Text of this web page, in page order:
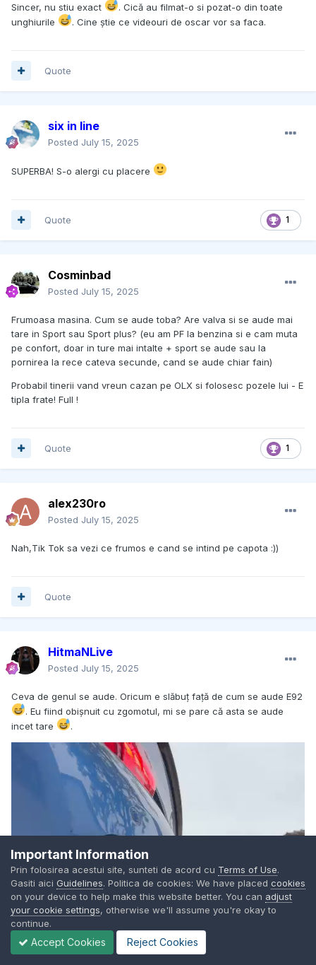
Sincer, nu stiu exact
. Cică au filmat-o si pozat-o din toate
unghiurile
. Cine știe ce videouri de oscar vor sa faca.
Quote
six in line
Posted July 15, 2025
SUPERBA! S-o alergi cu placere
1
Quote
Cosminbad
Posted July 15, 2025
Frumoasa masina. Cum se aude toba? Are valva si se aude mai
tare in Sport sau Sport plus? (eu am PF la benzina si e cam muta
pe confort, doar in ture mai intalte + sport se aude sau la
pornirea la rece cateva secunde, cand se aude chiar fain)
Probabil tinerii vand vreun cazan pe OLX si folosesc pozele lui - E
tipla frate! Full !
1
Quote
alex230ro
Posted July 15, 2025
Nah,Tik Tok sa vezi ce frumos e cand se intind pe capota :))
Quote
HitmaNLive
Posted July 15, 2025
Ceva de genul se aude. Oricum e slăbuț față de cum se aude E92
. Eu fiind obișnuit cu zgomotul, mi se pare că asta se aude
incet tare
.
Important Information
Prin folosirea acestui site, sunteti de acord cu Terms of Use.
Gasiti aici Guidelines. Politica de cookies: We have placed cookies
on your device to help make this website better. You can adjust
your cookie settings, otherwise we'll assume you're okay to
continue.
Accept Cookies Reject Cookies